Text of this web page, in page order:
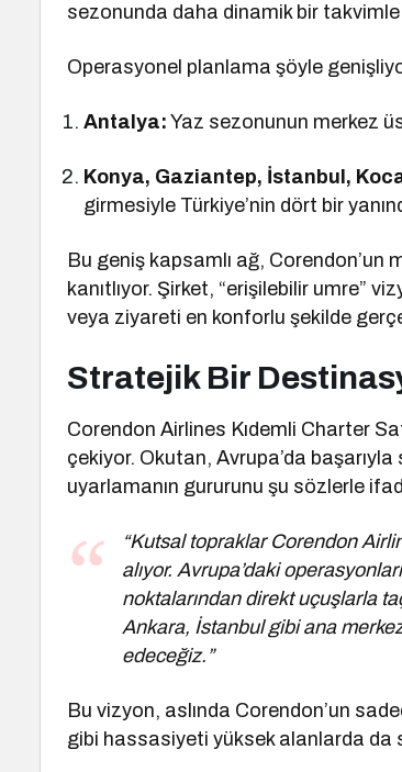
sezonunda daha dinamik bir
Operasyonel planlama şöyle
Antalya: Yaz sezonunun merkez
Konya, Gaziantep, İstanbul,
girmesiyle Türkiye’nin dört bir
Bu geniş kapsamlı ağ, Corendon’un
kanıtlıyor. Şirket, “erişilebilir umre”
veya ziyareti en konforlu şekilde
Stratejik Bir
Corendon Airlines Kıdemli Charter
çekiyor. Okutan, Avrupa’da
uyarlamanın gururunu şu sözlerle
“Kutsal topraklar Corendon
alıyor. Avrupa’daki
noktalarından direkt uçuşlarla
Ankara, İstanbul gibi ana
edeceğiz.”
Bu vizyon, aslında Corendon’un
gibi hassasiyeti yüksek alanlarda da